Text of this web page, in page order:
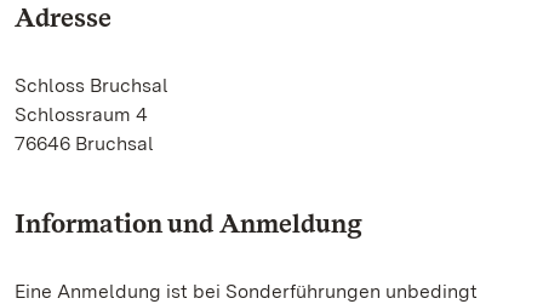
Adresse
Schloss Bruchsal
Schlossraum 4
76646 Bruchsal
Information und Anmeldung
Eine Anmeldung ist bei Sonderführungen unbedingt